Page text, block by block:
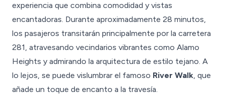
experiencia que combina comodidad y vistas
encantadoras. Durante aproximadamente 28 minutos,
los pasajeros transitarán principalmente por la carretera
281, atravesando vecindarios vibrantes como Alamo
Heights y admirando la arquitectura de estilo tejano. A
lo lejos, se puede vislumbrar el famoso River Walk, que
añade un toque de encanto a la travesía.